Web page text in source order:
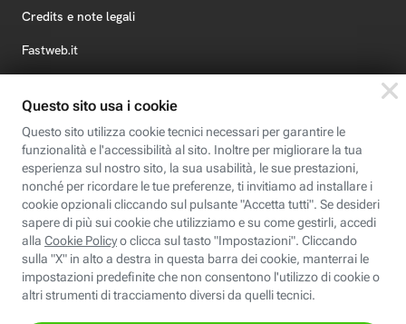
Credits e note legali
Fastweb.it
Fastweb Digital Academy
STEP FuturAbility District
Insieme, siamo futuro